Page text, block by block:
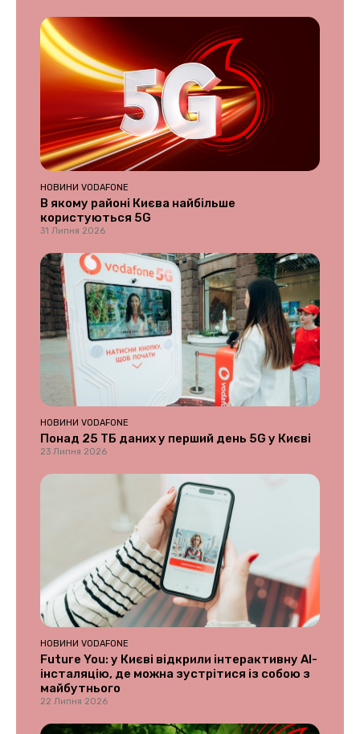
НОВИНИ VODAFONE
В якому районі Києва найбільше
користуються 5G
31 Липня 2026
НОВИНИ VODAFONE
Понад 25 ТБ даних у перший день 5G у Києві
23 Липня 2026
НОВИНИ VODAFONE
Future You: у Києві відкрили інтерактивну AI-
інсталяцію, де можна зустрітися із собою з
майбутнього
22 Липня 2026